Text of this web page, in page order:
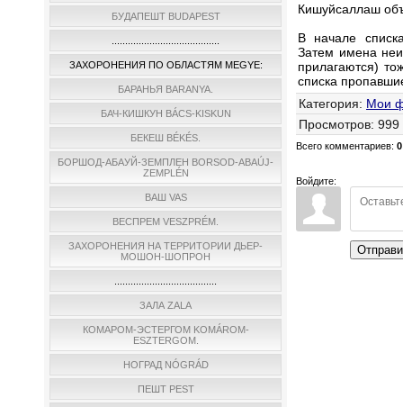
БУДАПЕШТ BUDAPEST
ЗАХОРОНЕНИЯ ПО ОБЛАСТЯМ MEGYE:
БАРАНЬЯ BARANYA.
БАЧ-КИШКУН BÁCS-KISKUN
БЕКЕШ BÉKÉS.
БОРШОД-АБАУЙ-ЗЕМПЛЕН BORSOD-ABAÚJ-
ZEMPLÉN
ВАШ VAS
ВЕСПРЕМ VESZPRÉM.
ЗАХОРОНЕНИЯ НА ТЕРРИТОРИИ ДЬЕР-
МОШОН-ШОПРОН
ЗАЛА ZALA
КОМАРОМ-ЭСТЕРГОМ KOMÁROM-
ESZTERGOM.
НОГРАД NÓGRÁD
ПЕШТ PEST
Кишуйсаллаш
В начале
Затем имена
прилагаются)
списка
Категория: Мои
Просмотров: 999
Всего комментариев: 0
Войдите: